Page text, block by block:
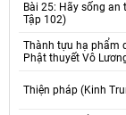
Bài 25: Hãy sống an
Tập 102)
Thành tựu hạ phẩm
Phật thuyết Vô
Thiện pháp (Kinh